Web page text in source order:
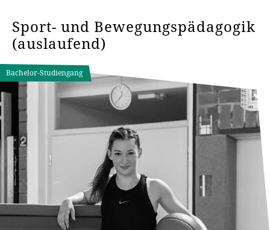
Sport- und Bewegungspädagogik
(auslaufend)
Bachelor-Studiengang